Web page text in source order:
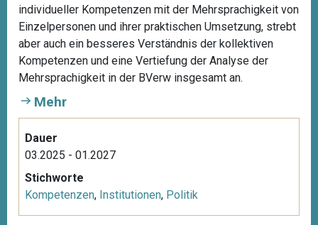
individueller Kompetenzen mit der Mehrsprachigkeit von
Einzelpersonen und ihrer praktischen Umsetzung, strebt
aber auch ein besseres Verständnis der kollektiven
Kompetenzen und eine Vertiefung der Analyse der
Mehrsprachigkeit in der BVerw insgesamt an.
Mehr
Dauer
03.2025 - 01.2027
Stichworte
Kompetenzen, Institutionen, Politik